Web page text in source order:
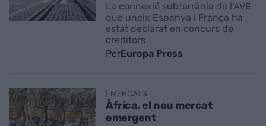
La connexió subterrània de l'AVE
que uneix Espanya i França ha
estat declarat en concurs de
creditors
PerEuropa Press
MERCATS
Àfrica, el nou mercat
emergent